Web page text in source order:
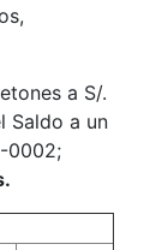
a S/.
Saldo a un
0002;